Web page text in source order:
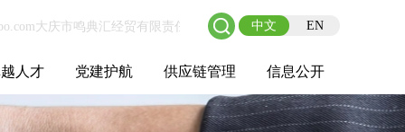
中文 EN
人才
才理念
业成长
园招聘
会招聘
工作站
聘动态
党建护航
党建在线
教育实践
供应链管理
供应链介绍
供应链合作
信息公开
基本信息
管理架构
人事薪酬
经营成果
重大事项